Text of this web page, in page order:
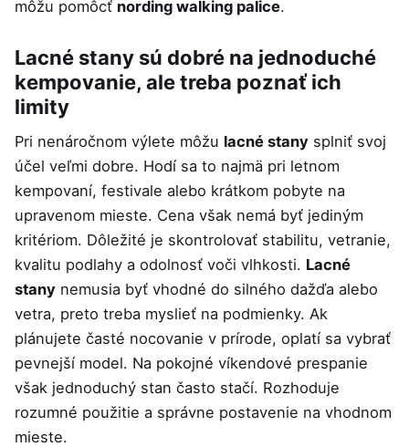
môžu pomôcť nording walking palice.
Lacné stany sú dobré na jednoduché
kempovanie, ale treba poznať ich
limity
Pri nenáročnom výlete môžu lacné stany splniť svoj
účel veľmi dobre. Hodí sa to najmä pri letnom
kempovaní, festivale alebo krátkom pobyte na
upravenom mieste. Cena však nemá byť jediným
kritériom. Dôležité je skontrolovať stabilitu, vetranie,
kvalitu podlahy a odolnosť voči vlhkosti. Lacné
stany nemusia byť vhodné do silného dažďa alebo
vetra, preto treba myslieť na podmienky. Ak
plánujete časté nocovanie v prírode, oplatí sa vybrať
pevnejší model. Na pokojné víkendové prespanie
však jednoduchý stan často stačí. Rozhoduje
rozumné použitie a správne postavenie na vhodnom
mieste.